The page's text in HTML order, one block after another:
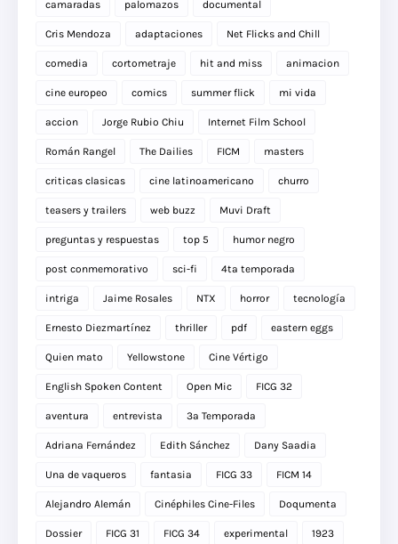
camaradas palomazos documental
Cris Mendoza adaptaciones Net Flicks and Chill
comedia cortometraje hit and miss animacion
cine europeo comics summer flick mi vida
accion Jorge Rubio Chiu Internet Film School
Román Rangel The Dailies FICM masters
criticas clasicas cine latinoamericano churro
teasers y trailers web buzz Muvi Draft
preguntas y respuestas top 5 humor negro
post conmemorativo sci-fi 4ta temporada
intriga Jaime Rosales NTX horror tecnología
Ernesto Diezmartínez thriller pdf eastern eggs
Quien mato Yellowstone Cine Vértigo
English Spoken Content Open Mic FICG 32
aventura entrevista 3a Temporada
Adriana Fernández Edith Sánchez Dany Saadia
Una de vaqueros fantasia FICG 33 FICM 14
Alejandro Alemán Cinéphiles Cine-Files Doqumenta
Dossier FICG 31 FICG 34 experimental 1923